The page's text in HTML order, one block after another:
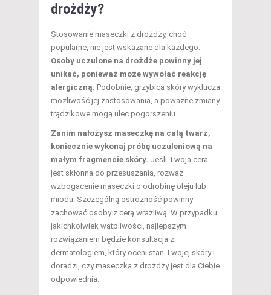
drożdży?
Stosowanie maseczki z drożdży, choć
popularne, nie jest wskazane dla każdego.
Osoby uczulone na drożdże powinny jej
unikać, ponieważ może wywołać reakcję
alergiczną. Podobnie, grzybica skóry wyklucza
możliwość jej zastosowania, a poważne zmiany
trądzikowe mogą ulec pogorszeniu.
Zanim nałożysz maseczkę na całą twarz,
koniecznie wykonaj próbę uczuleniową na
małym fragmencie skóry. Jeśli Twoja cera
jest skłonna do przesuszania, rozważ
wzbogacenie maseczki o odrobinę oleju lub
miodu. Szczególną ostrożność powinny
zachować osoby z cerą wrażliwą. W przypadku
jakichkolwiek wątpliwości, najlepszym
rozwiązaniem będzie konsultacja z
dermatologiem, który oceni stan Twojej skóry i
doradzi, czy maseczka z drożdży jest dla Ciebie
odpowiednia.